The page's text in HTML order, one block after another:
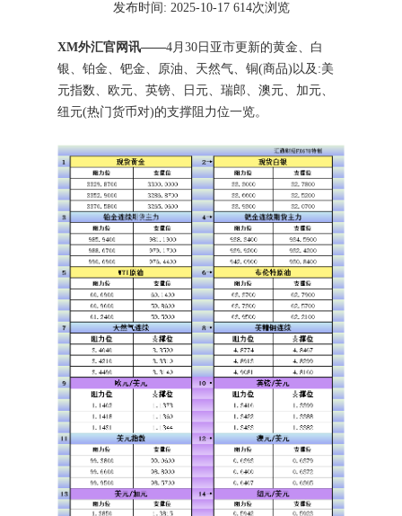
发布时间: 2025-10-17 614次浏览
XM外汇官网讯——4月30日亚市更新的黄金、白
银、铂金、钯金、原油、天然气、铜(商品)以及:美
元指数、欧元、英镑、日元、瑞郎、澳元、加元、
纽元(热门货币对)的支撑阻力位一览。